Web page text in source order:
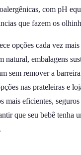
com pH
que fazem os
opções cada vez
natural, embalagens
sem remover a
nas prateleiras e
mais eficientes,
que seu bebê tenha